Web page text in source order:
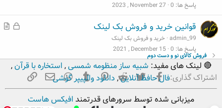
پاسخ ها 0
2023 , November 27
ق
ش
ه
م
قوانین خرید و فروش بک لینک
admin_99 خرید و فروش بک لینک
پاسخ ها 0
2021 , December 15
اشتراک گذاری: فیسبوکتویتر Reddit
Pinterest
Tumblr
WhatsApp
ایمیل
فروش کالای نو و دست دوم
🔴 لینک های مفید: شبیه ساز منظومه شمسی, استخاره با قرآن,
فال حافظ آنلاین, دانلود والپیپر گوشی
میزبانی شده توسط سرورهای قدرتمند افیکس هاست